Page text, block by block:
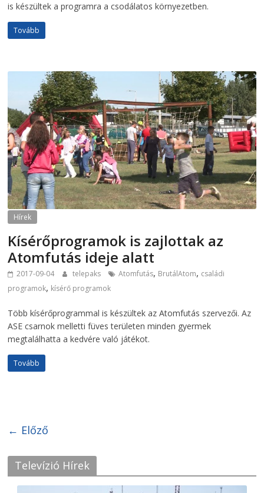
is készültek a programra a csodálatos környezetben.
Tovább
Hírek
Kísérőprogramok is zajlottak az
Atomfutás ideje alatt
2017-09-04 telepaks Atomfutás, BrutálAtom, családi
programok, kísérő programok
Több kísérőprogrammal is készültek az Atomfutás szervezői. Az
ASE csarnok melletti füves területen minden gyermek
megtalálhatta a kedvére való játékot.
Tovább
← Előző
Televízió Hírek